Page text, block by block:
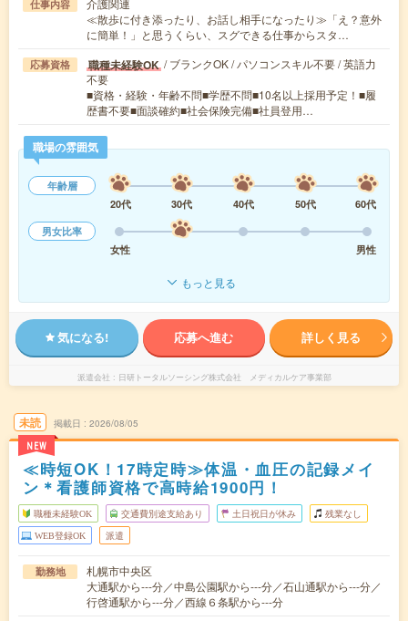
仕事内容
≪散歩に付き添ったり、お話し相手になったり≫「え？意外
に簡単！」と思うくらい、スグできる仕事からスタ…
応募資格 職種未経験OK / ブランクOK / パソコンスキル不要 / 英語力
不要
■資格・経験・年齢不問■学歴不問■10名以上採用予定！■履
歴書不要■面談確約■社会保険完備■社員登用…
職場の雰囲気
年齢層
20代
30代 40代 50代
60代
男女比率
女性
男性
もっと見る
気になる! 応募へ進む 詳しく見る
派遣会社 日研トータルソーシング株式会社 メディカルケア事業部
未読
NEW
掲載日 2026/08/05
≪時短OK！17時定時≫体温・血圧の記録メイ
ン＊看護師資格で高時給1900円！
職種未経験OK 交通費別途支給あり 土日祝日が休み 残業なし
WEB登録OK 派遣
勤務地
札幌市中央区
大通駅から---分／中島公園駅から---分／石山通駅から---分／
行啓通駅から---分／西線６条駅から---分